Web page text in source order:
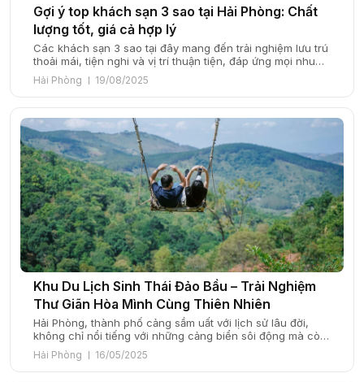
Gợi ý top khách sạn 3 sao tại Hải Phòng: Chất
lượng tốt, giá cả hợp lý
Các khách sạn 3 sao tại đây mang đến trải nghiệm lưu trú
thoải mái, tiện nghi và vị trí thuận tiện, đáp ứng mọi nhu
cầu của du khách. Hải Phòng, thành phố cảng sầm uất
của miền Bắc, không chỉ nổi tiếng với những điểm du lịch
hấp dẫn như Đồ Sơn, Cát […]
Hải Phòng 19/08/2025
Khu Du Lịch Sinh Thái Đảo Bầu – Trải Nghiệm
Thư Giãn Hòa Mình Cùng Thiên Nhiên
Hải Phòng, thành phố cảng sầm uất với lịch sử lâu đời,
không chỉ nổi tiếng với những cảng biển sôi động mà còn
là một điểm đến du lịch hấp dẫn với nhiều danh lam thắng
cảnh tuyệt đẹp. Đến với Hải Phòng, du khách có cơ hội
khám phá những bãi biển hoang […]
Hải Phòng 16/05/2025